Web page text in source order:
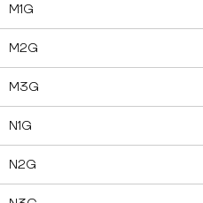
M1G
M2G
M3G
N1G
N2G